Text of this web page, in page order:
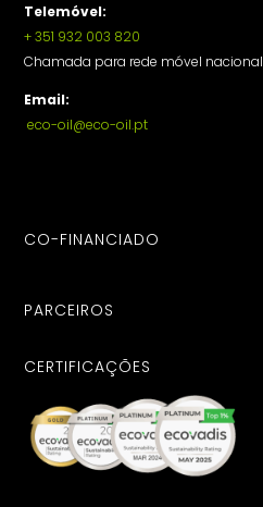
Telemóvel:
+ 351 932 003 820
Chamada para rede móvel nacional
Email:
eco-oil@eco-oil.pt
CO-FINANCIADO
PARCEIROS
CERTIFICAÇÕES